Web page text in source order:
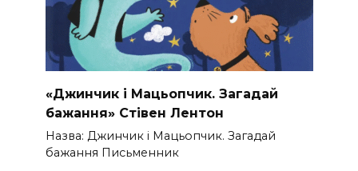
«Джинчик і Мацьопчик. Загадай
бажання» Стівен Лентон
Назва: Джинчик і Мацьопчик. Загадай
бажання Письменник